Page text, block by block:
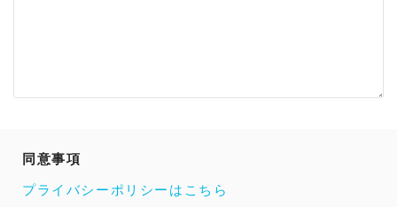
同意事項
プライバシーポリシーはこちら